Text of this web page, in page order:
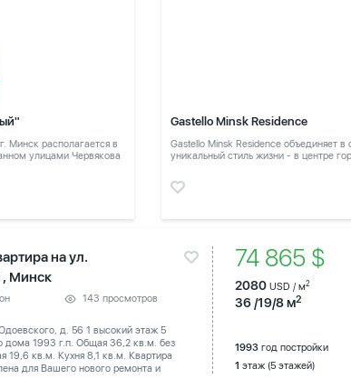
Минск располагается в
улицами Червякова
Gastello Minsk Residence
Gastello Minsk Residence объединяет в
уникальный стиль жизни - в центре
на ул.
, Минск
143 просмотров
д. 56 1 высокий этаж 5
дома 1993 г.п. Общая 36,2 кв.м. без
19,6 кв.м. Кухня 8,1 кв.м. Квартира
для Вашего нового ремонта и
74 865 $
2080 USD / м2
36 /19/8 м2
1993год постройки
1 этаж (5 этажей)